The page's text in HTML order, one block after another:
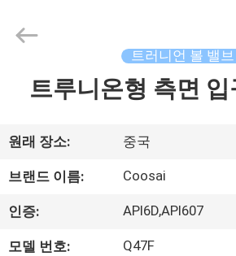
제
품
우
트러니언 볼 밸브
트루니온형 측면
원래 장소: 중국
브랜드 이름: Coosai
인증: API6D,API607
모델 번호: Q47F